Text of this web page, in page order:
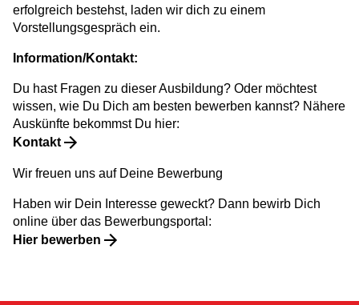
erfolgreich bestehst, laden wir dich zu einem
Vorstellungsgespräch ein.
Information/Kontakt:
Du hast Fragen zu dieser Ausbildung? Oder möchtest
wissen, wie Du Dich am besten bewerben kannst? Nähere
Auskünfte bekommst Du hier:
Kontakt
Wir freuen uns auf Deine Bewerbung
Haben wir Dein Interesse geweckt? Dann bewirb Dich
online über das Bewerbungsportal:
Hier bewerben